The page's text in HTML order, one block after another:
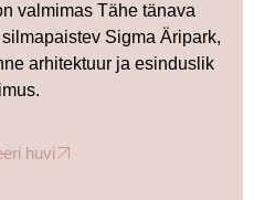
valmimas Tähe tänava
Sigma Äripark,
arhitektuur ja esinduslik
huvi